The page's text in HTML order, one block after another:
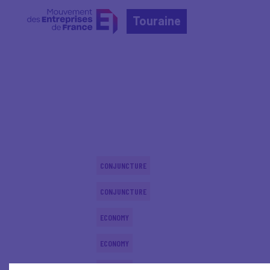
Touraine
CONJUNCTURE
CONJUNCTURE
ECONOMY
ECONOMY